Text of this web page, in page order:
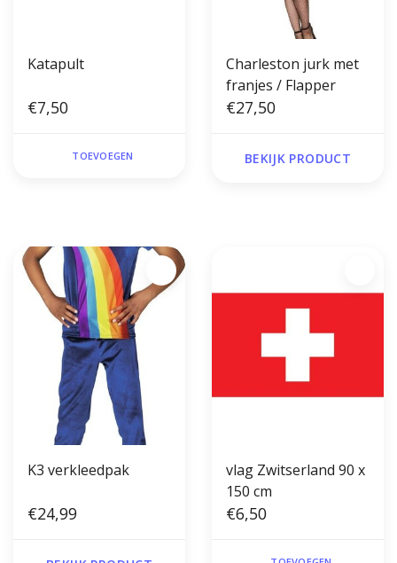
Katapult
€7,50
TOEVOEGEN
Charleston jurk met
franjes / Flapper
€27,50
BEKIJK PRODUCT
K3 verkleedpak
€24,99
vlag Zwitserland 90 x
150 cm
€6,50